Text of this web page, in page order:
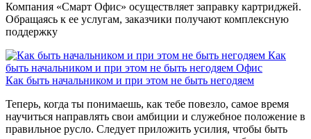
Компания «Смарт Офис» осуществляет заправку картриджей.
Обращаясь к ее услугам, заказчики получают комплексную
поддержку
Как
быть начальником и при этом не быть негодяем Офис
Как быть начальником и при этом не быть негодяем
Теперь, когда ты понимаешь, как тебе повезло, самое время
научиться направлять свои амбиции и служебное положение в
правильное русло. Следует приложить усилия, чтобы быть